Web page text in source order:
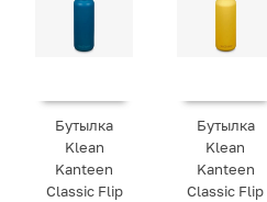
Бутылка
Klean
Kanteen
Classic Flip
Бутылка
Klean
Kanteen
Classic Flip